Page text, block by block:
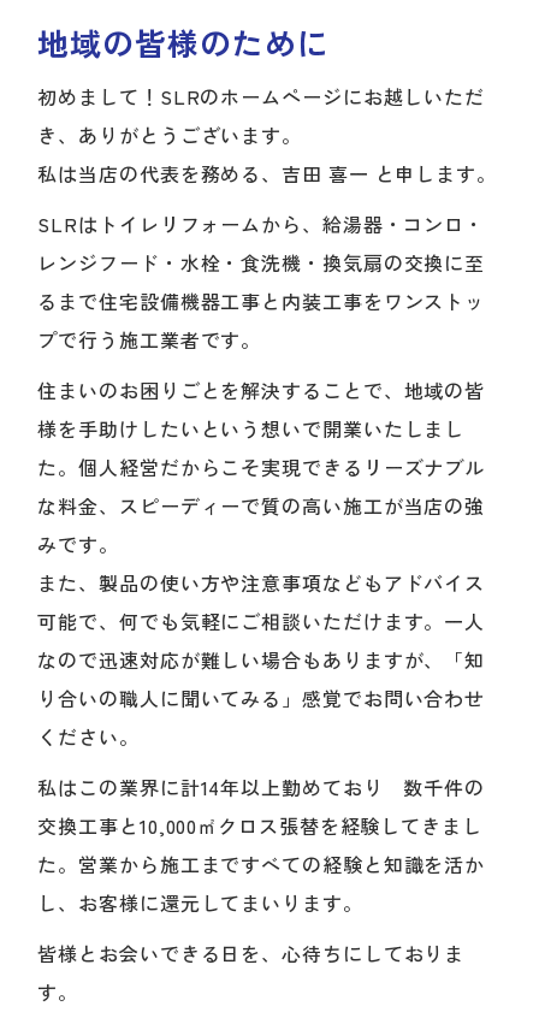
地域の皆様のために
初めまして！SLRのホームページにお越しいただ
き、ありがとうございます。
私は当店の代表を務める、吉田 喜一 と申します。
SLRはトイレリフォームから、給湯器・コンロ・
レンジフード・水栓・食洗機・換気扇の交換に至
るまで住宅設備機器工事と内装工事をワンストッ
プで行う施工業者です。
住まいのお困りごとを解決することで、地域の皆
様を手助けしたいという想いで開業いたしまし
た。個人経営だからこそ実現できるリーズナブル
な料金、スピーディーで質の高い施工が当店の強
みです。
また、製品の使い方や注意事項などもアドバイス
可能で、何でも気軽にご相談いただけます。一人
なので迅速対応が難しい場合もありますが、「知
り合いの職人に聞いてみる」感覚でお問い合わせ
ください。
私はこの業界に計14年以上勤めており 数千件の
交換工事と10,000㎡クロス張替を経験してきまし
た。営業から施工まですべての経験と知識を活か
し、お客様に還元してまいります。
皆様とお会いできる日を、心待ちにしておりま
す。